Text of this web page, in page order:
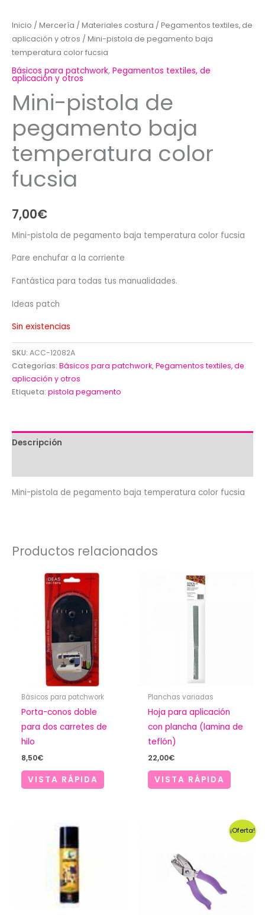
Inicio / Mercería / Materiales costura / Pegamentos textiles, de
aplicación y otros / Mini-pistola de pegamento baja
temperatura color fucsia
Básicos para patchwork, Pegamentos textiles, de
aplicación y otros
Mini-pistola de
pegamento baja
temperatura color
fucsia
7,00€
Mini-pistola de pegamento baja temperatura color fucsia
Pare enchufar a la corriente
Fantástica para todas tus manualidades.
Ideas patch
Sin existencias
SKU: ACC-12082A
Categorías: Básicos para patchwork,Pegamentos textiles, de
aplicación y otros
Etiqueta: pistola pegamento
Descripción
Mini-pistola de pegamento baja temperatura color fucsia
Productos relacionados
Básicos para patchwork
Porta-conos doble
para dos carretes de
hilo
8,50€
VISTA RÁPIDA
Planchas variadas
Hoja para aplicación
con plancha (lamina de
teflón)
22,00€
VISTA RÁPIDA
¡Oferta!